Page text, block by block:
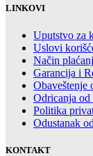
LINKOVI
Uputstvo za
Uslovi
Način
Garancija i
Obaveštenje
Odricanja
Politika
Odustanak
KONTAKT